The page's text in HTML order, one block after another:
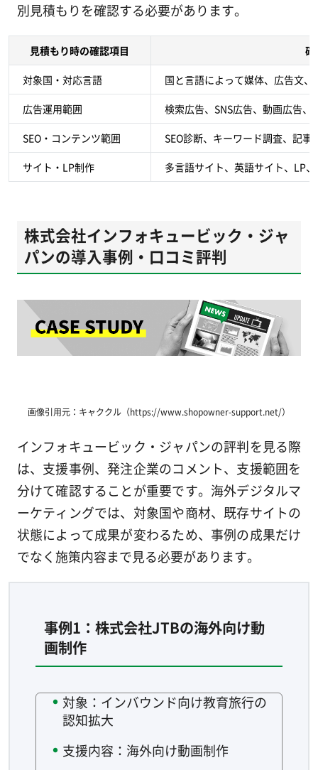
別見積もりを確認する必要があります。
見積もり時の確認項目 確
対象国・対応言語 国と言語によって媒体、広告文
広告運用範囲 検索広告、SNS広告、動画広告
SEO・コンテンツ範囲 SEO診断、キーワード調査、記
サイト・LP制作 多言語サイト、英語サイト、LP
株式会社インフォキュービック・ジャ
パンの導入事例・口コミ評判
画像引用元：キャククル（https://www.shopowner-support.net/）
インフォキュービック・ジャパンの評判を見る際
は、支援事例、発注企業のコメント、支援範囲を
分けて確認することが重要です。海外デジタルマ
ーケティングでは、対象国や商材、既存サイトの
状態によって成果が変わるため、事例の成果だけ
でなく施策内容まで見る必要があります。
事例1：株式会社JTBの海外向け動
画制作
対象：インバウンド向け教育旅行の
認知拡大
支援内容：海外向け動画制作